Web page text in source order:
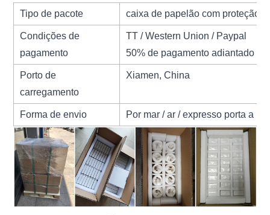
Tipo de pacote caixa de papelão com proteção
Condições de
pagamento
TT / Western Union / Paypal
50% de pagamento adiantado e
Porto de
carregamento
Xiamen, China
Forma de envio Por mar / ar / expresso porta a